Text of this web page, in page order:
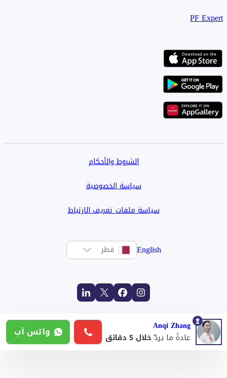
PF Expert
الشروط والأحكام
سياسة الخصوصية
سياسة ملفات تعريف الارتباط
English قطر
Anqi Zhang
عادةً ما يردّخلال 5 دقائق واتس آب